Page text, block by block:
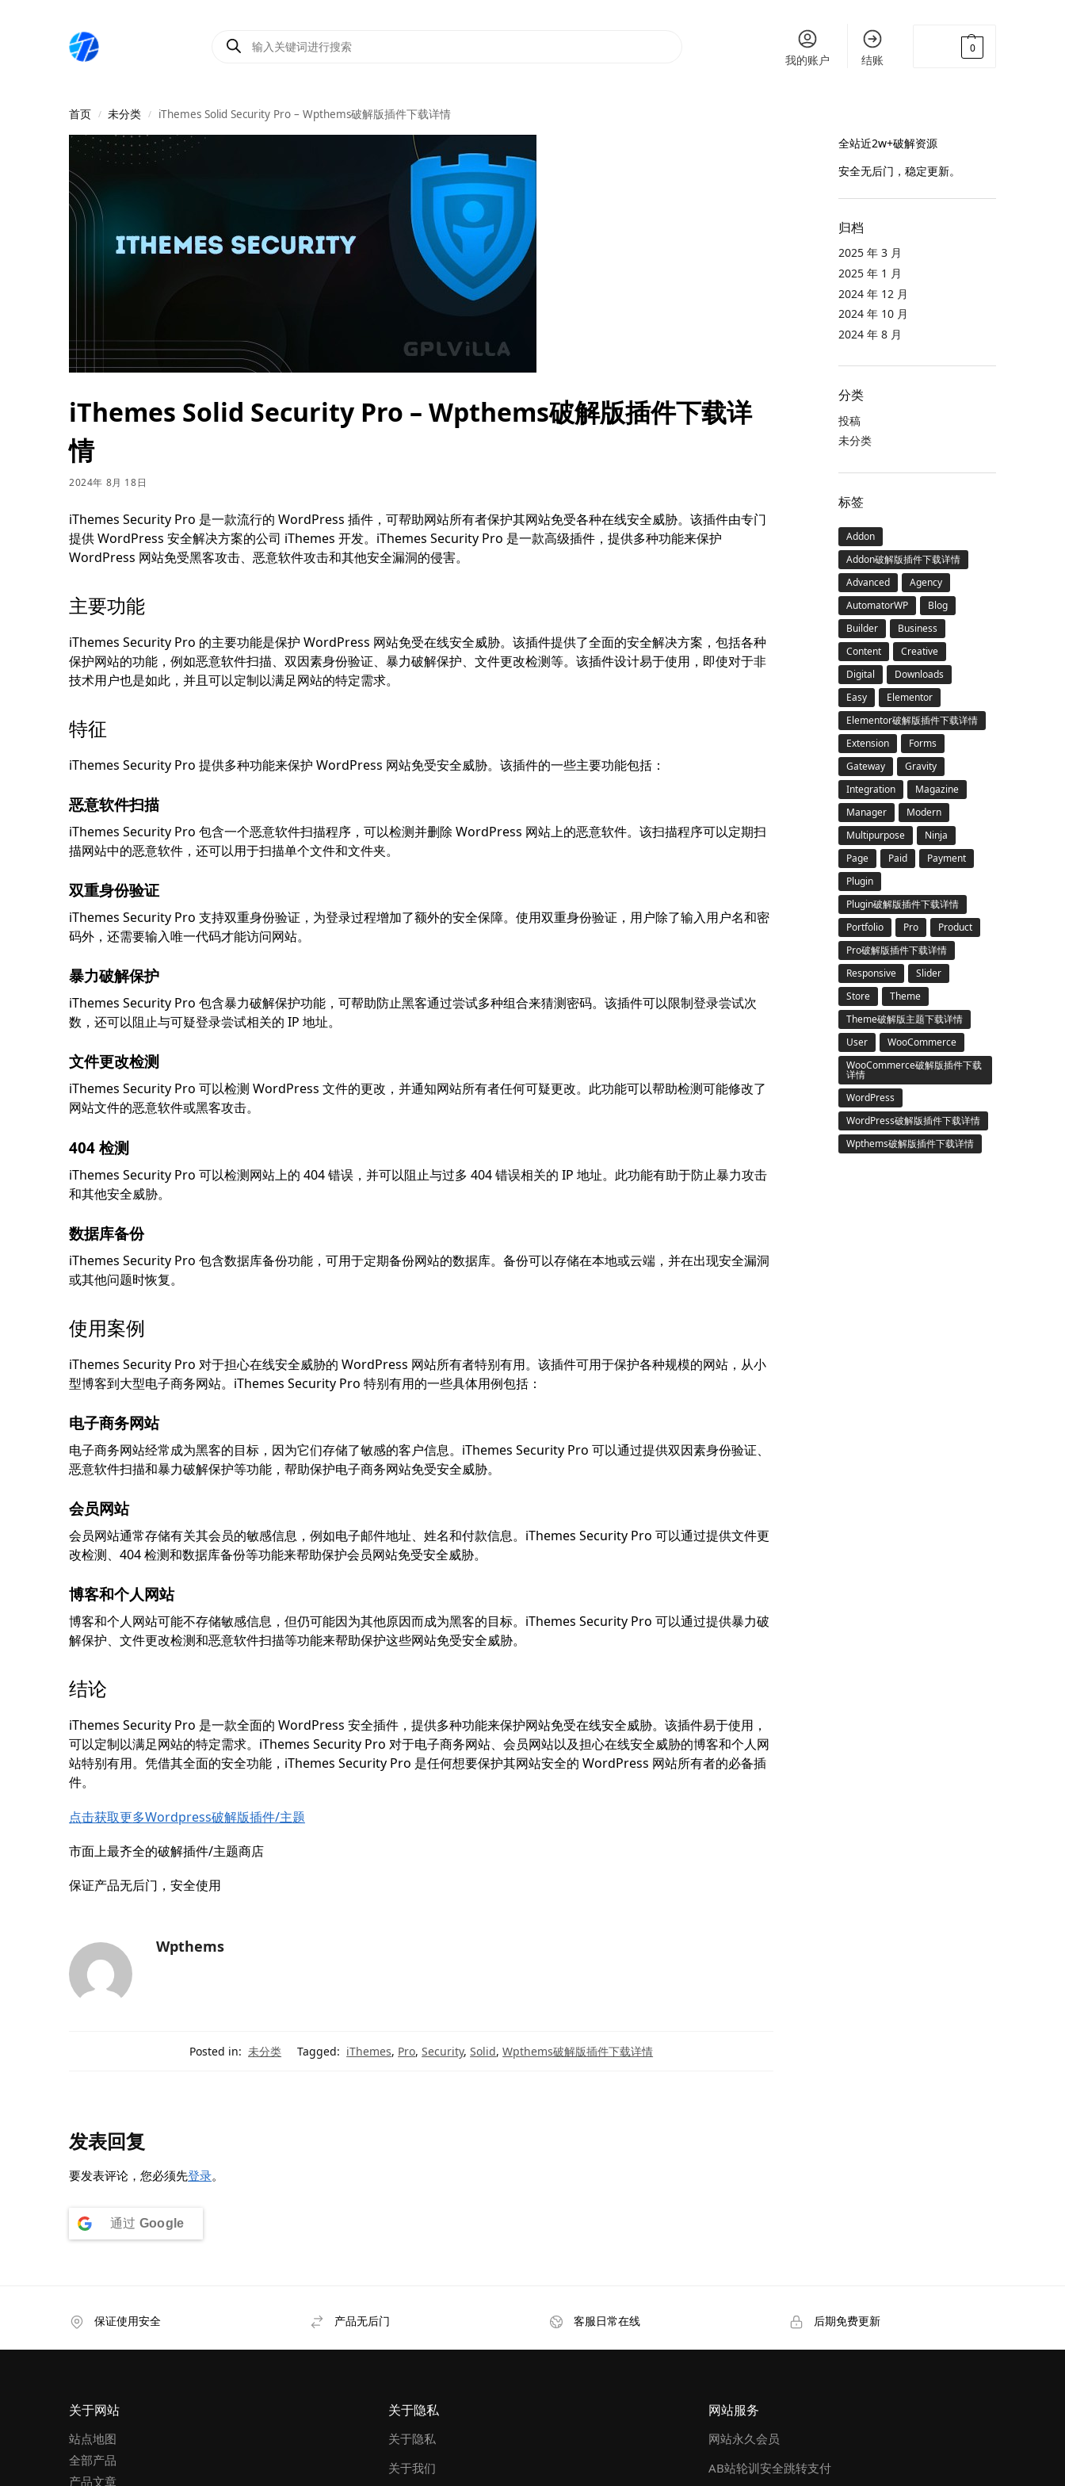
我的账户 结账
0
首页 / 未分类 / iThemes Solid Security Pro – Wpthems破解版插件下载详情
iThemes Solid Security Pro – Wpthems破解版插件下载详
情
2024年 8月 18日
iThemes Security Pro 是一款流行的 WordPress 插件，可帮助网站所有者保护其网站免受各种在线安全威胁。该插件由专门
提供 WordPress 安全解决方案的公司 iThemes 开发。iThemes Security Pro 是一款高级插件，提供多种功能来保护
WordPress 网站免受黑客攻击、恶意软件攻击和其他安全漏洞的侵害。
主要功能
iThemes Security Pro 的主要功能是保护 WordPress 网站免受在线安全威胁。该插件提供了全面的安全解决方案，包括各种
保护网站的功能，例如恶意软件扫描、双因素身份验证、暴力破解保护、文件更改检测等。该插件设计易于使用，即使对于非
技术用户也是如此，并且可以定制以满足网站的特定需求。
特征
iThemes Security Pro 提供多种功能来保护 WordPress 网站免受安全威胁。该插件的一些主要功能包括：
恶意软件扫描
iThemes Security Pro 包含一个恶意软件扫描程序，可以检测并删除 WordPress 网站上的恶意软件。该扫描程序可以定期扫
描网站中的恶意软件，还可以用于扫描单个文件和文件夹。
双重身份验证
iThemes Security Pro 支持双重身份验证，为登录过程增加了额外的安全保障。使用双重身份验证，用户除了输入用户名和密
码外，还需要输入唯一代码才能访问网站。
暴力破解保护
iThemes Security Pro 包含暴力破解保护功能，可帮助防止黑客通过尝试多种组合来猜测密码。该插件可以限制登录尝试次
数，还可以阻止与可疑登录尝试相关的 IP 地址。
文件更改检测
iThemes Security Pro 可以检测 WordPress 文件的更改，并通知网站所有者任何可疑更改。此功能可以帮助检测可能修改了
网站文件的恶意软件或黑客攻击。
404 检测
iThemes Security Pro 可以检测网站上的 404 错误，并可以阻止与过多 404 错误相关的 IP 地址。此功能有助于防止暴力攻击
和其他安全威胁。
数据库备份
iThemes Security Pro 包含数据库备份功能，可用于定期备份网站的数据库。备份可以存储在本地或云端，并在出现安全漏洞
或其他问题时恢复。
使用案例
iThemes Security Pro 对于担心在线安全威胁的 WordPress 网站所有者特别有用。该插件可用于保护各种规模的网站，从小
型博客到大型电子商务网站。iThemes Security Pro 特别有用的一些具体用例包括：
电子商务网站
电子商务网站经常成为黑客的目标，因为它们存储了敏感的客户信息。iThemes Security Pro 可以通过提供双因素身份验证、
恶意软件扫描和暴力破解保护等功能，帮助保护电子商务网站免受安全威胁。
会员网站
会员网站通常存储有关其会员的敏感信息，例如电子邮件地址、姓名和付款信息。iThemes Security Pro 可以通过提供文件更
改检测、404 检测和数据库备份等功能来帮助保护会员网站免受安全威胁。
博客和个人网站
博客和个人网站可能不存储敏感信息，但仍可能因为其他原因而成为黑客的目标。iThemes Security Pro 可以通过提供暴力破
解保护、文件更改检测和恶意软件扫描等功能来帮助保护这些网站免受安全威胁。
结论
iThemes Security Pro 是一款全面的 WordPress 安全插件，提供多种功能来保护网站免受在线安全威胁。该插件易于使用，
可以定制以满足网站的特定需求。iThemes Security Pro 对于电子商务网站、会员网站以及担心在线安全威胁的博客和个人网
站特别有用。凭借其全面的安全功能，iThemes Security Pro 是任何想要保护其网站安全的 WordPress 网站所有者的必备插
件。
点击获取更多Wordpress破解版插件/主题
市面上最齐全的破解插件/主题商店
保证产品无后门，安全使用
Wpthems
Posted in: 未分类 Tagged: iThemes, Pro,Security,Solid,Wpthems破解版插件下载详情
发表回复
要发表评论，您必须先登录。
通过 Google
全站近2w+破解资源
安全无后门，稳定更新。
归档
2025 年 3 月
2025 年 1 月
2024 年 12 月
2024 年 10 月
2024 年 8 月
分类
投稿
未分类
标签
Addon
Addon破解版插件下载详情
Advanced
Agency
AutomatorWP
Blog
Builder
Business
Content
Creative
Digital
Downloads
Easy
Elementor
Elementor破解版插件下载详情
Extension
Forms
Gateway
Gravity
Integration
Magazine
Manager
Modern
Multipurpose
Ninja
Page
Paid
Payment
Plugin
Plugin破解版插件下载详情
Portfolio
Pro
Product
Pro破解版插件下载详情
Responsive
Slider
Store
Theme
Theme破解版主题下载详情
User
WooCommerce
WooCommerce破解版插件下载
详情
WordPress
WordPress破解版插件下载详情
Wpthems破解版插件下载详情
保证使用安全 产品无后门 客服日常在线 后期免费更新
关于网站
站点地图
全部产品
产品文章
关于隐私
关于隐私
关于我们
网站服务
网站永久会员
AB站轮训安全跳转支付